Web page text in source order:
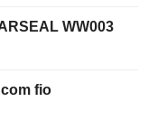
WW003
fio